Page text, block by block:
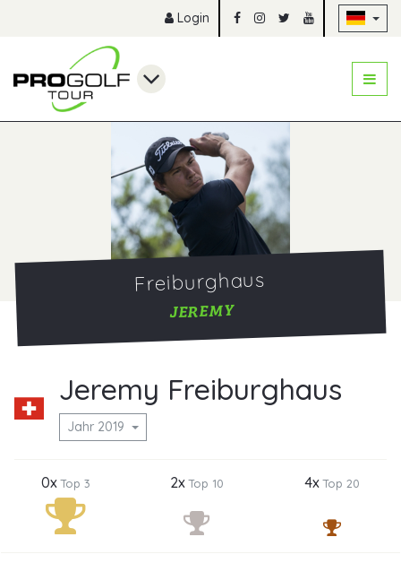
Login
Freiburghaus
JEREMY
Jeremy Freiburghaus
Jahr 2019
0xTop 3 2xTop 10 4xTop 20